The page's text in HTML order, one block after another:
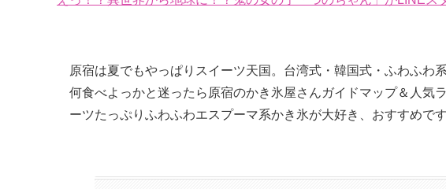
原宿は夏でもやっぱりスイーツ天国。台湾式・韓国式・ふわふわ
何食べよっかと迷ったら原宿のかき氷屋さんガイドマップ＆人気
ーツたっぷりふわふわエスプーマ系かき氷が大好き、おすすめで